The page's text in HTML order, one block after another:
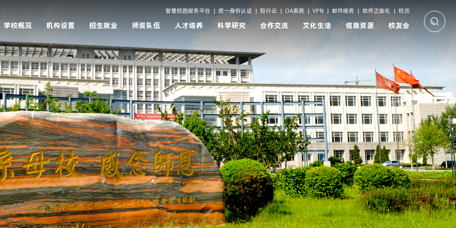
智慧校园服务平台 | 统一身份认证 | 知行云 | OA系统 | VPN | 邮件服务 | 软件正版化 | 校历
学校概况 机构设置 招生就业 师资队伍 人才培养 科学研究 合作交流 文化生活 信息资源 校友会